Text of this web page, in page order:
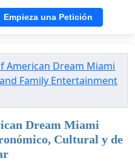
Empieza una Petición
American Dream Miami
Family Entertainment
Dream Miami
Cultural y de